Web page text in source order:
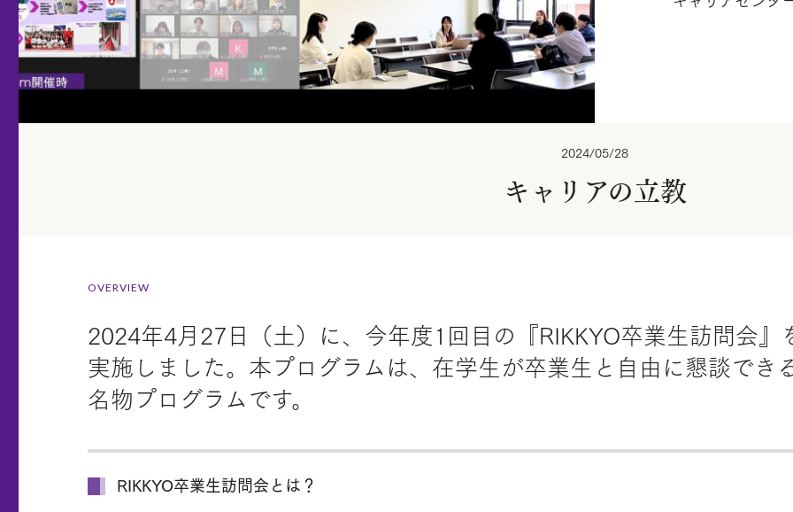
2024/05/28
キャリアの立教
OVERVIEW
2024年4月27日（土）に、今年度1回目の『RIKKYO卒業生訪問会
実施しました。本プログラムは、在学生が卒業生と自由に懇談でき
名物プログラムです。
RIKKYO卒業生訪問会とは？